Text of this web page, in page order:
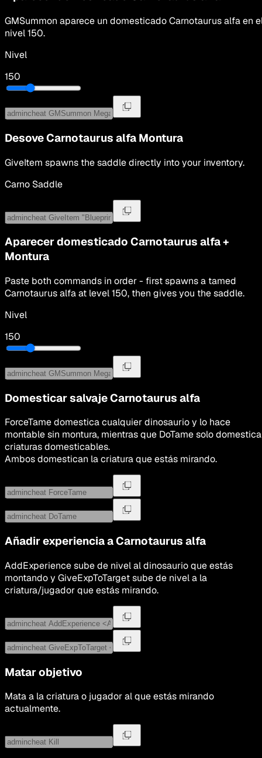
GMSummon aparece un domesticadoCarnotaurus alfaen
nivel150.
Nivel
150
DesoveCarnotaurus alfa Montura
GiveItem spawns the saddle directly into your inventory.
Carno Saddle
Aparecer domesticado Carnotaurus alfa+
Montura
Paste both commands in order - first spawns a tamed
Carnotaurus alfaat level150, then gives you the saddle.
Nivel
150
Domesticar salvajeCarnotaurus alfa
ForceTame domestica cualquier dinosaurio y lo hace
montable sin montura, mientras que DoTame solo domestica
criaturas domesticables.
Ambos domestican la criatura que estás mirando.
Añadir experiencia aCarnotaurus alfa
AddExperience sube de nivel al dinosaurio que estás
montando y GiveExpToTarget sube de nivel a la
criatura/jugador que estás mirando.
Matar objetivo
Mata a la criatura o jugador al que estás mirando
actualmente.